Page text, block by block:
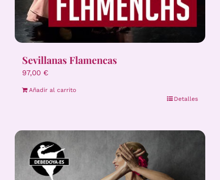
Sevillanas Flamencas
97,00 €
Añadir al carrito
Detalles